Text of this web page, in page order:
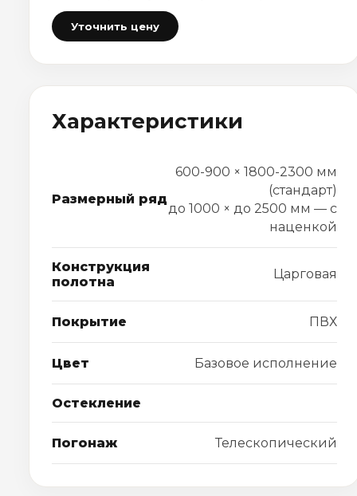
Уточнить цену
Характеристики
Размерный ряд
600-900 × 1800-2300 мм
(стандарт)
до 1000 × до 2500 мм — с
наценкой
Конструкция
полотна
Царговая
Покрытие ПВХ
Цвет Базовое исполнение
Остекление
Погонаж Телескопический